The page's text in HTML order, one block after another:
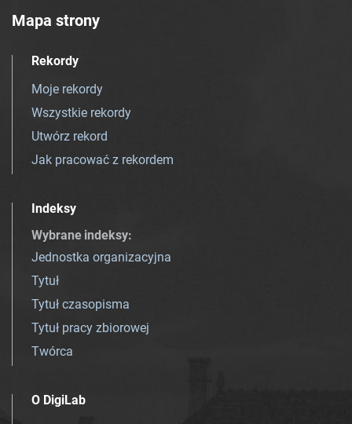
Mapa strony
Rekordy
Moje rekordy
Wszystkie rekordy
Utwórz rekord
Jak pracować z rekordem
Indeksy
Wybrane indeksy:
Jednostka organizacyjna
Tytuł
Tytuł czasopisma
Tytuł pracy zbiorowej
Twórca
O DigiLab